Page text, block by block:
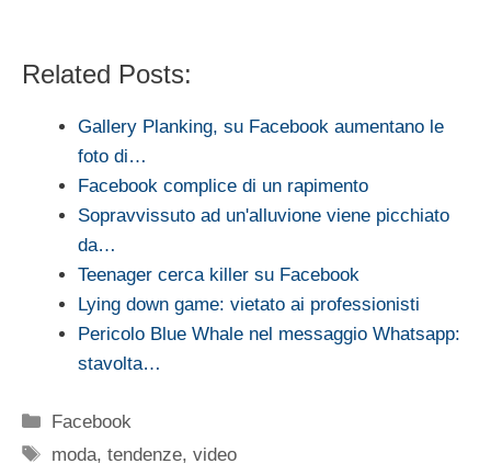
Related Posts:
Gallery Planking, su Facebook aumentano le
foto di…
Facebook complice di un rapimento
Sopravvissuto ad un'alluvione viene picchiato
da…
Teenager cerca killer su Facebook
Lying down game: vietato ai professionisti
Pericolo Blue Whale nel messaggio Whatsapp:
stavolta…
Categorie
Facebook
Tag
moda,tendenze,video